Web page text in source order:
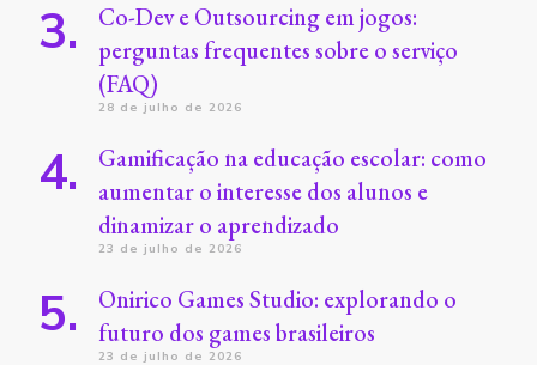
Co-Dev e Outsourcing em jogos:
perguntas frequentes sobre o serviço
(FAQ)
28 de julho de 2026
Gamificação na educação escolar: como
aumentar o interesse dos alunos e
dinamizar o aprendizado
23 de julho de 2026
Onirico Games Studio: explorando o
futuro dos games brasileiros
23 de julho de 2026